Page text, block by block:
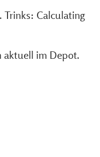
Trinks: Calculating
aktuell im Depot.